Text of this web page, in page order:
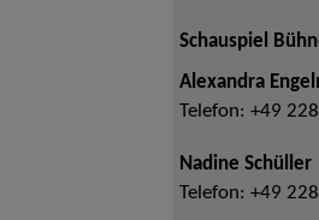
Schauspiel
Alexandra
Telefon: +49
Nadine Schüller
Telefon: +49